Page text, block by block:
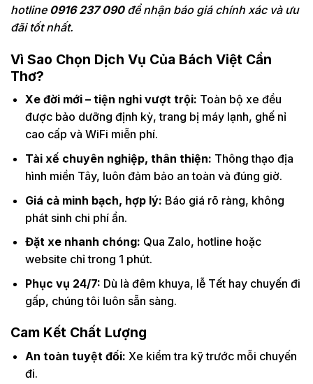
hotline 0916 237 090để nhận báo giá chính xác và ưu
đãi tốt nhất.
Vì Sao Chọn Dịch Vụ Của Bách Việt Cần
Thơ?
Xe đời mới – tiện nghi vượt trội: Toàn bộ xe đều
được bảo dưỡng định kỳ, trang bị máy lạnh, ghế nỉ
cao cấp và WiFi miễn phí.
Tài xế chuyên nghiệp, thân thiện: Thông thạo địa
hình miền Tây, luôn đảm bảo an toàn và đúng giờ.
Giá cả minh bạch, hợp lý: Báo giá rõ ràng, không
phát sinh chi phí ẩn.
Đặt xe nhanh chóng: Qua Zalo, hotline hoặc
website chỉ trong 1 phút.
Phục vụ 24/7: Dù là đêm khuya, lễ Tết hay chuyến đi
gấp, chúng tôi luôn sẵn sàng.
Cam Kết Chất Lượng
An toàn tuyệt đối: Xe kiểm tra kỹ trước mỗi chuyến
đi.